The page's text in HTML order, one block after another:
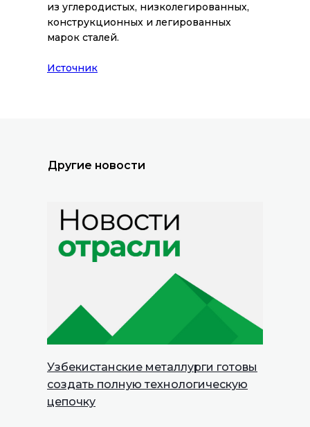
из углеродистых, низколегированных,
конструкционных и легированных
марок сталей.
Источник
Другие новости
Узбекистанские металлурги готовы
создать полную технологическую
цепочку